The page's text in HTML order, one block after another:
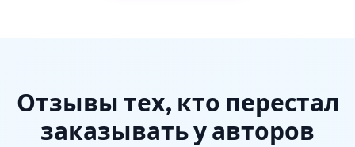
Отзывы тех, кто перестал
заказывать у авторов